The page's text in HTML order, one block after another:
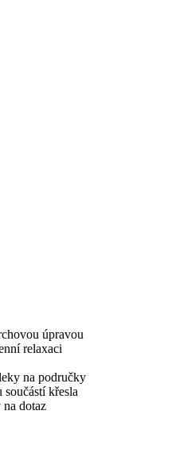
úpravou
relaxaci
na područky
křesla
dotaz